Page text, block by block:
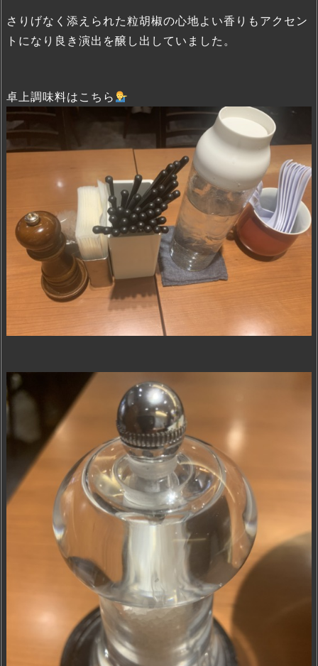
さりげなく添えられた粒胡椒の心地よい香りもアクセン
トになり良き演出を醸し出していました。
卓上調味料はこちら